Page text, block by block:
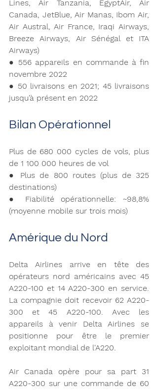
Lines, Air Tanzania, EgyptAir, Air
Canada, JetBlue, Air Manas, Ibom Air,
Air Austral, Air France, Iraqi Airways,
Breeze Airways, Air Sénégal et ITA
Airways)
● 556 appareils en commande à fin
novembre 2022
● 50 livraisons en 2021; 45 livraisons
jusqu’à présent en 2022
Bilan Opérationnel
Plus de 680 000 cycles de vols, plus
de 1 100 000 heures de vol
● Plus de 800 routes (plus de 325
destinations)
● Fiabilité opérationnelle: ~98,8%
(moyenne mobile sur trois mois)
Amérique du Nord
Delta Airlines arrive en tête des
opérateurs nord américains avec 45
A220-100 et 14 A220-300 en service.
La compagnie doit recevoir 62 A220-
300 et 45 A220-100. Avec les
appareils à venir Delta Airlines se
positionne pour être le premier
exploitant mondial de l'A220.
Air Canada opère pour sa part 31
A220-300 sur une commande de 60